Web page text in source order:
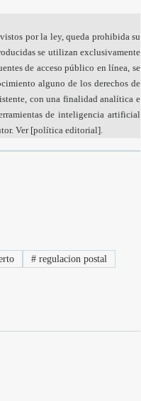
por la ley, queda prohibida su
se utilizan exclusivamente
de acceso público en línea, se
alguno de los derechos de
con una finalidad analítica e
de inteligencia artificial
Ver [política editorial].
# regulacion postal